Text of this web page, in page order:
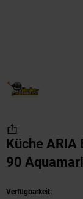
Küche ARIA
90
Verfügbarkeit: